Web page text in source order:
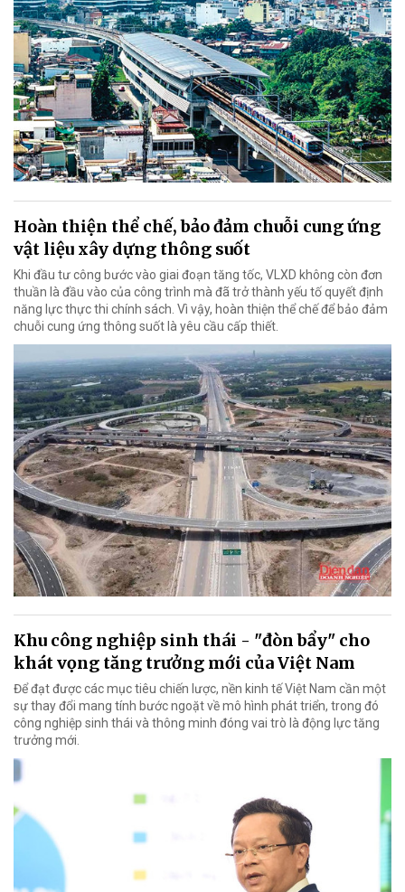
Hoàn thiện thể chế, bảo đảm chuỗi cung ứng
vật liệu xây dựng thông suốt
Khi đầu tư công bước vào giai đoạn tăng tốc, VLXD không còn đơn
thuần là đầu vào của công trình mà đã trở thành yếu tố quyết định
năng lực thực thi chính sách. Vì vậy, hoàn thiện thể chế để bảo đảm
chuỗi cung ứng thông suốt là yêu cầu cấp thiết.
Khu công nghiệp sinh thái - "đòn bẩy" cho
khát vọng tăng trưởng mới của Việt Nam
Để đạt được các mục tiêu chiến lược, nền kinh tế Việt Nam cần một
sự thay đổi mang tính bước ngoặt về mô hình phát triển, trong đó
công nghiệp sinh thái và thông minh đóng vai trò là động lực tăng
trưởng mới.